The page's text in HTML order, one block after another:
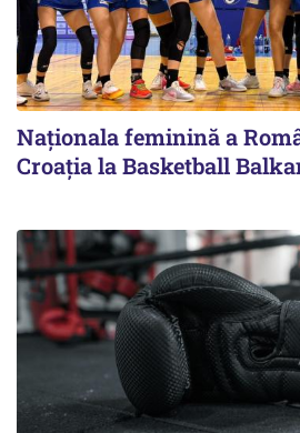
Naționala feminină a
Croația la Basketball